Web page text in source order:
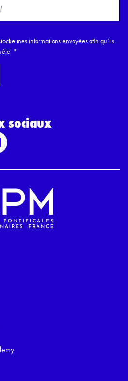
mes informations envoyées afin qu’ils
*
sociaux